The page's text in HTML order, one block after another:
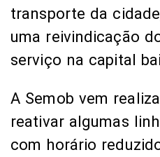
transporte da
uma reivindicação
serviço na capital
A Semob vem
reativar algumas
com horário